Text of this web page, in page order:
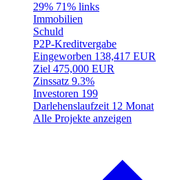
29% 71% links
Immobilien
Schuld
P2P-Kreditvergabe
Eingeworben 138,417 EUR
Ziel 475,000 EUR
Zinssatz 9.3%
Investoren 199
Darlehenslaufzeit 12 Monat
Alle Projekte anzeigen